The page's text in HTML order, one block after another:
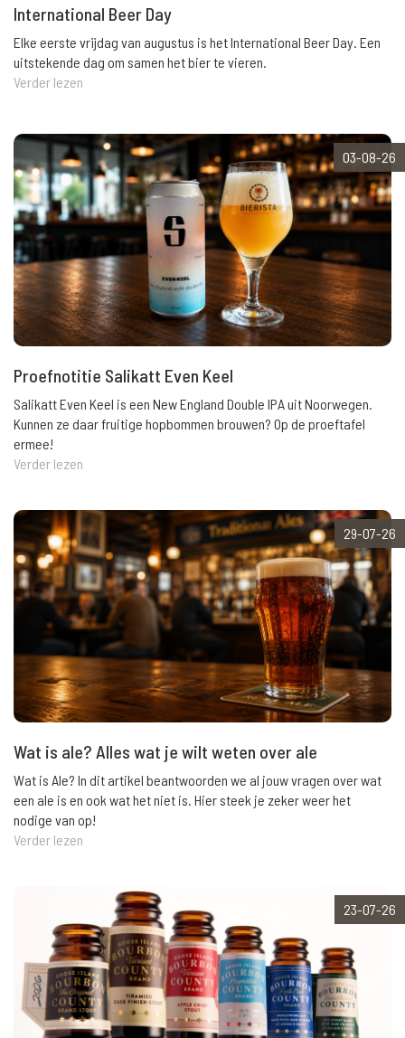
International Beer Day
Elke eerste vrijdag van augustus is het International Beer Day. Een
uitstekende dag om samen het bier te vieren.
Verder lezen
03-08-26
Proefnotitie Salikatt Even Keel
Salikatt Even Keel is een New England Double IPA uit Noorwegen.
Kunnen ze daar fruitige hopbommen brouwen? Op de proeftafel
ermee!
Verder lezen
29-07-26
Wat is ale? Alles wat je wilt weten over ale
Wat is Ale? In dit artikel beantwoorden we al jouw vragen over wat
een ale is en ook wat het niet is. Hier steek je zeker weer het
nodige van op!
Verder lezen
23-07-26